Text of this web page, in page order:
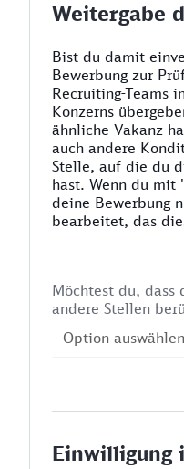
Weitergabe
Bist du damit
Bewerbung zur
Recruiting-Teams
Konzerns
ähnliche Vakanz
auch andere
Stelle, auf die du
hast. Wenn du
deine Bewerbung
bearbeitet, das
Möchtest du, dass
andere Stellen
Einwilligung